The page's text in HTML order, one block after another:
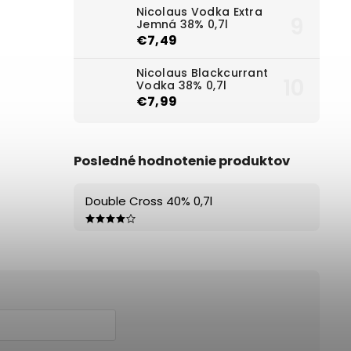
Nicolaus Vodka Extra
Jemná 38% 0,7l
€7,49
Nicolaus Blackcurrant
Vodka 38% 0,7l
€7,99
Posledné hodnotenie produktov
Double Cross 40% 0,7l